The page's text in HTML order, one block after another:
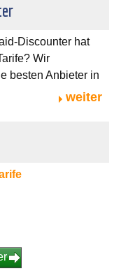
Discounter hat
Wir
besten Anbieter in
weiter